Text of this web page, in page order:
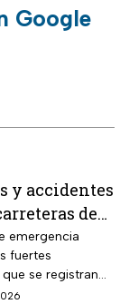
Google
y accidentes
de
y
emergencia
fuertes
se registran
estos son